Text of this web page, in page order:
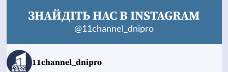
ЗНАЙДІТЬ НАС В INSTAGRAM
@11channel_dnipro
11channel_dnipro